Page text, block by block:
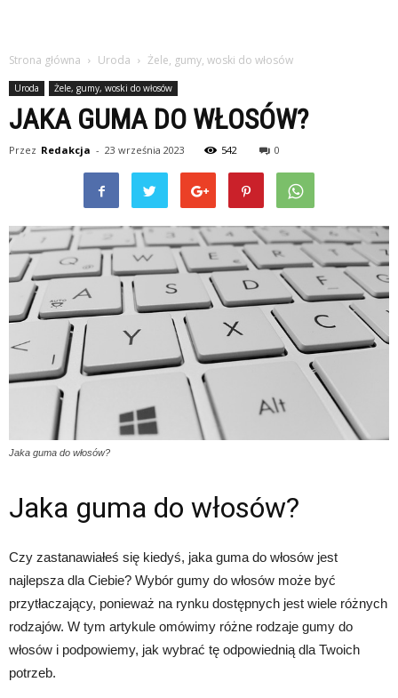
Strona główna Uroda Żele, gumy, woski do włosów
Uroda Żele, gumy, woski do włosów
JAKA GUMA DO WŁOSÓW?
Przez Redakcja - 23 września 2023 542 0
Jaka guma do włosów?
Jaka guma do włosów?
Czy zastanawiałeś się kiedyś, jaka guma do włosów jest
najlepsza dla Ciebie? Wybór gumy do włosów może być
przytłaczający, ponieważ na rynku dostępnych jest wiele różnych
rodzajów. W tym artykule omówimy różne rodzaje gumy do
włosów i podpowiemy, jak wybrać tę odpowiednią dla Twoich
potrzeb.